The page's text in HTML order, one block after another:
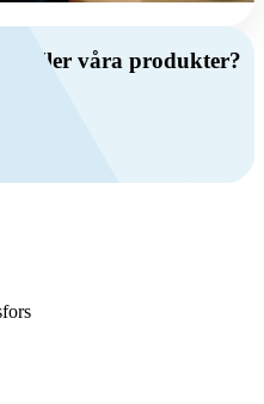
eller våra produkter?